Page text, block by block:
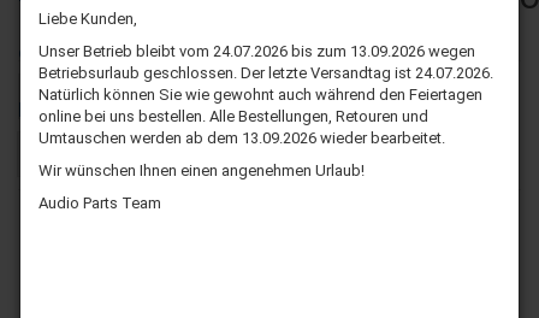
Liebe Kunden,
Unser Betrieb bleibt vom 24.07.2026 bis zum 13.09.2026 wegen
Betriebsurlaub geschlossen. Der letzte Versandtag ist 24.07.2026.
Natürlich können Sie wie gewohnt auch während den Feiertagen
online bei uns bestellen. Alle Bestellungen, Retouren und
Umtauschen werden ab dem 13.09.2026 wieder bearbeitet.
Wir wünschen Ihnen einen angenehmen Urlaub!
Audio Parts Team
Sortieren nach
Sortieren nach 36 pro Seite
pro Seite